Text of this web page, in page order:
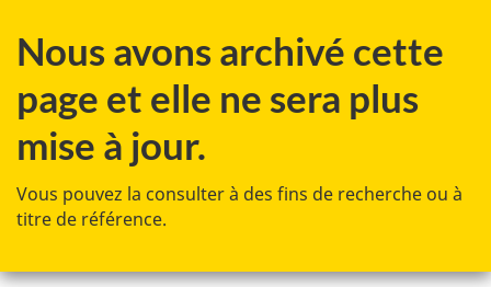
au
principal
à
Au
»
à
version
Nous avons archivé cette
page et elle ne sera plus
mise à jour.
Vous pouvez la consulter à des fins de recherche ou à
titre de référence.